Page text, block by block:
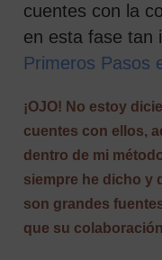
cuentes con la
en esta fase tan
Primeros Pasos
¡OJO! No estoy
cuentes con ellos,
dentro de mi
siempre he dicho y
son grandes
que su